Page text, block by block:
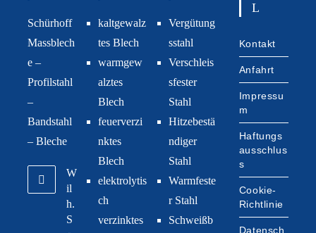
Schürhoff
Massblech
e –
Profilstahl
–
Bandstahl
– Bleche
W
il
h.
S
kaltgewalz
tes Blech
warmgew
alztes
Blech
feuerverzi
nktes
Blech
elektrolytis
ch
verzinktes
Vergütung
sstahl
Verschleis
sfester
Stahl
Hitzebestä
ndiger
Stahl
Warmfeste
r Stahl
Schweißb
L
Kontakt
Anfahrt
Impressu
m
Haftungs
ausschlus
s
Cookie-
Richtlinie
Datensch